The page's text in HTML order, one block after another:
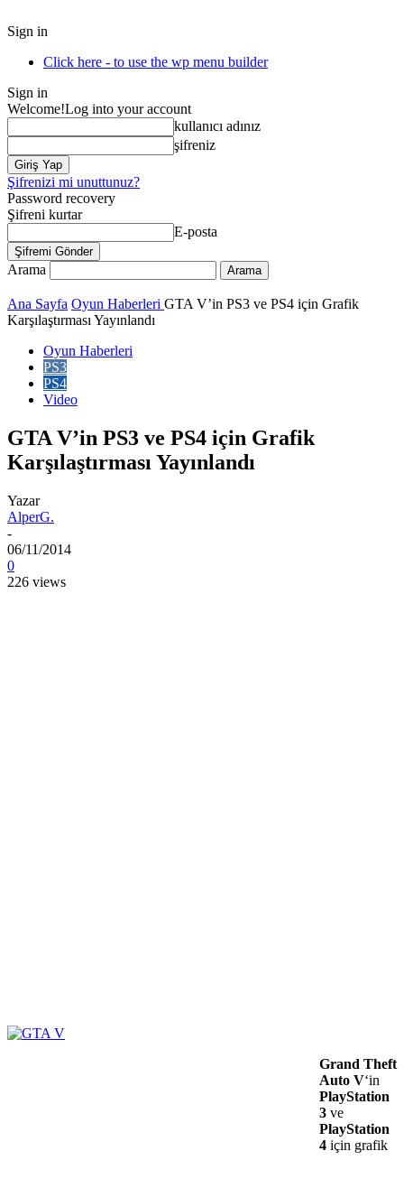
Sign in
Click here - to use the wp menu builder
Sign in
Welcome!Log into your account
kullanıcı adınız
şifreniz
Şifrenizi mi unuttunuz?
Password recovery
Şifreni kurtar
E-posta
Arama
Ana Sayfa Oyun Haberleri GTA V’in PS3 ve PS4 için Grafik
Karşılaştırması Yayınlandı
Oyun Haberleri
PS3
PS4
Video
GTA V’in PS3 ve PS4 için Grafik
Karşılaştırması Yayınlandı
Yazar
AlperG.
-
06/11/2014
0
226 views
Grand Theft
Auto V‘in
PlayStation
3 ve
PlayStation
4 için grafik